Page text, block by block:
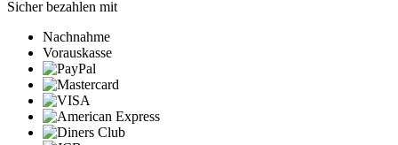
Sicher bezahlen mit
Nachnahme
Vorauskasse